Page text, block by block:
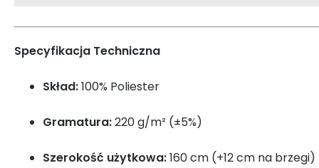
Specyfikacja Techniczna
Skład:100% Poliester
Gramatura:220 g/m² (±5%)
Szerokość użytkowa:160 cm (+12 cm na brzegi)